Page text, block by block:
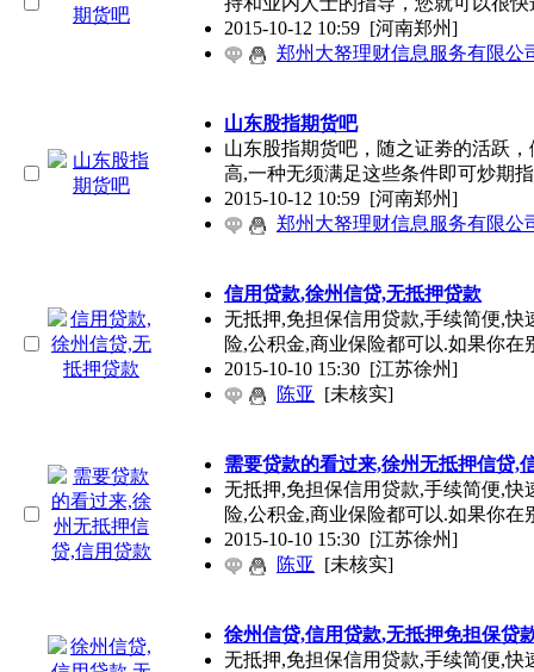
2015-10-12 10:59 [河南郑州]
郑州大帑理财信息服务有限公
山东股指期货吧
山东股指期货吧，随之证劵的活跃
高,一种无须满足这些条件即可炒期
2015-10-12 10:59 [河南郑州]
郑州大帑理财信息服务有限公
信用贷款,徐州信贷,无抵押贷款
无抵押,免担保信用贷款,手续简便,快
险,公积金,商业保险都可以.如果你在
2015-10-10 15:30 [江苏徐州]
陈亚
[未核实]
需要贷款的看过来,徐州无抵押信贷,
无抵押,免担保信用贷款,手续简便,快
险,公积金,商业保险都可以.如果你在
2015-10-10 15:30 [江苏徐州]
陈亚
[未核实]
徐州信贷,信用贷款,无抵押免担保贷
无抵押,免担保信用贷款,手续简便,快